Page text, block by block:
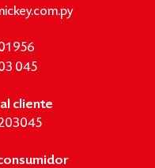
956
045
cliente